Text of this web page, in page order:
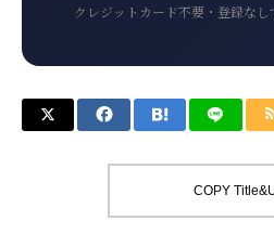
クレジットカード不要・登録な
COPY